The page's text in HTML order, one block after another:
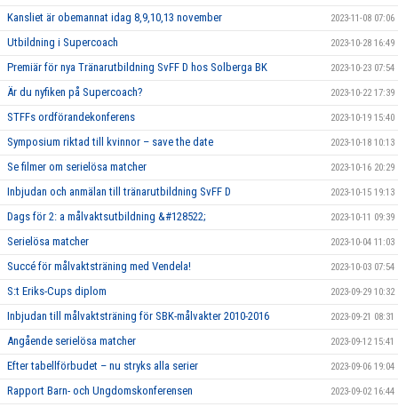
Kansliet är obemannat idag 8,9,10,13 november 2023-11-08 07:06
Utbildning i Supercoach 2023-10-28 16:49
Premiär för nya Tränarutbildning SvFF D hos Solberga BK 2023-10-23 07:54
Är du nyfiken på Supercoach? 2023-10-22 17:39
STFFs ordförandekonferens 2023-10-19 15:40
Symposium riktad till kvinnor – save the date 2023-10-18 10:13
Se filmer om serielösa matcher 2023-10-16 20:29
Inbjudan och anmälan till tränarutbildning SvFF D 2023-10-15 19:13
Dags för 2: a målvaktsutbildning &#128522; 2023-10-11 09:39
Serielösa matcher 2023-10-04 11:03
Succé för målvaktsträning med Vendela! 2023-10-03 07:54
S:t Eriks-Cups diplom 2023-09-29 10:32
Inbjudan till målvaktsträning för SBK-målvakter 2010-2016 2023-09-21 08:31
Angående serielösa matcher 2023-09-12 15:41
Efter tabellförbudet – nu stryks alla serier 2023-09-06 19:04
Rapport Barn- och Ungdomskonferensen 2023-09-02 16:44